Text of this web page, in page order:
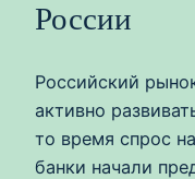
России
Российский
активно
то время спрос
банки начали